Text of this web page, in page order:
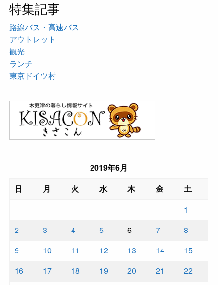
特集記事
路線バス・高速バス
アウトレット
観光
ランチ
東京ドイツ村
2019年6月
日
月 火 水 木 金
土
1
2
3 4 5 6 7
8
9
10 11 12 13 14
15
16
17 18 19 20 21
22